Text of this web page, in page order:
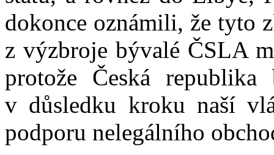
dokonce oznámili, že tyto
z výzbroje bývalé ČSLA
protože Česká
v důsledku kroku naší
podporu nelegálního